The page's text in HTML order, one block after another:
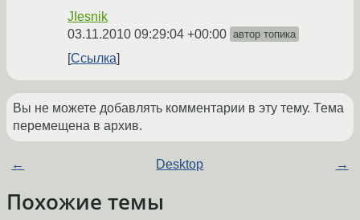
JIesnik
03.11.2010 09:29:04 +00:00 автор топика
Ссылка
Вы не можете добавлять комментарии в эту тему. Тема
перемещена в архив.
← Desktop →
Похожие темы